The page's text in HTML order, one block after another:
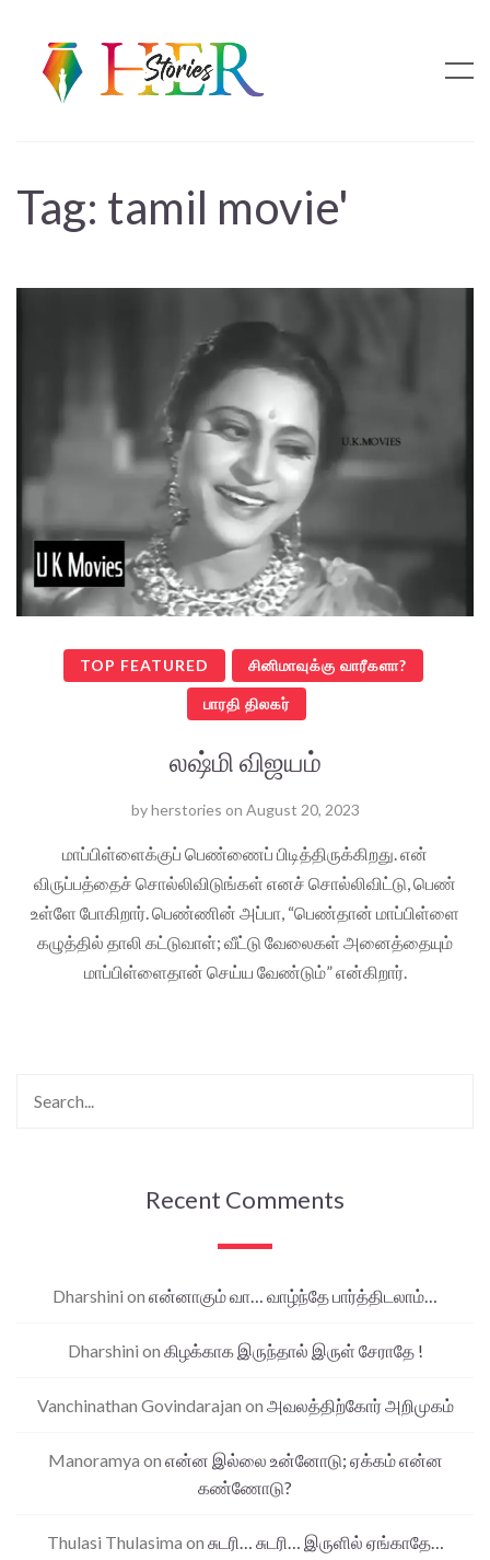
Tag: tamil movie'
TOP FEATURED சினிமாவுக்கு வாரீகளா?
பாரதி திலகர்
லஷ்மி விஜயம்
byherstories on August 20, 2023
மாப்பிள்ளைக்குப் பெண்ணைப் பிடித்திருக்கிறது. என்
விருப்பத்தைச் சொல்லிவிடுங்கள் எனச் சொல்லிவிட்டு, பெண்
உள்ளே போகிறார். பெண்ணின் அப்பா, “பெண்தான் மாப்பிள்ளை
கழுத்தில் தாலி கட்டுவாள்; வீட்டு வேலைகள் அனைத்தையும்
மாப்பிள்ளைதான் செய்ய வேண்டும்” என்கிறார்.
Recent Comments
Dharshini on என்னாகும் வா… வாழ்ந்தே பார்த்திடலாம்…
Dharshini on கிழக்காக இருந்தால் இருள் சேராதே !
Vanchinathan Govindarajan on அவலத்திற்கோர் அறிமுகம்
Manoramya on என்ன இல்லை உன்னோடு; ஏக்கம் என்ன
கண்ணோடு?
Thulasi Thulasima on சுடரி… சுடரி… இருளில் ஏங்காதே…